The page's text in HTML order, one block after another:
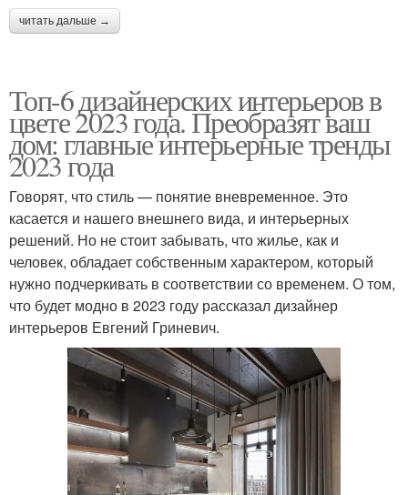
читать дальше →
Топ-6 дизайнерских интерьеров в
цвете 2023 года. Преобразят ваш
дом: главные интерьерные тренды
2023 года
Говорят, что стиль — понятие вневременное. Это
касается и нашего внешнего вида, и интерьерных
решений. Но не стоит забывать, что жилье, как и
человек, обладает собственным характером, который
нужно подчеркивать в соответствии со временем. О том,
что будет модно в 2023 году рассказал дизайнер
интерьеров Евгений Гриневич.